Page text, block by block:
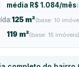
média R$ 1.084/mês
125 m²(base: 10
119 m²(base: 15 imóveis)